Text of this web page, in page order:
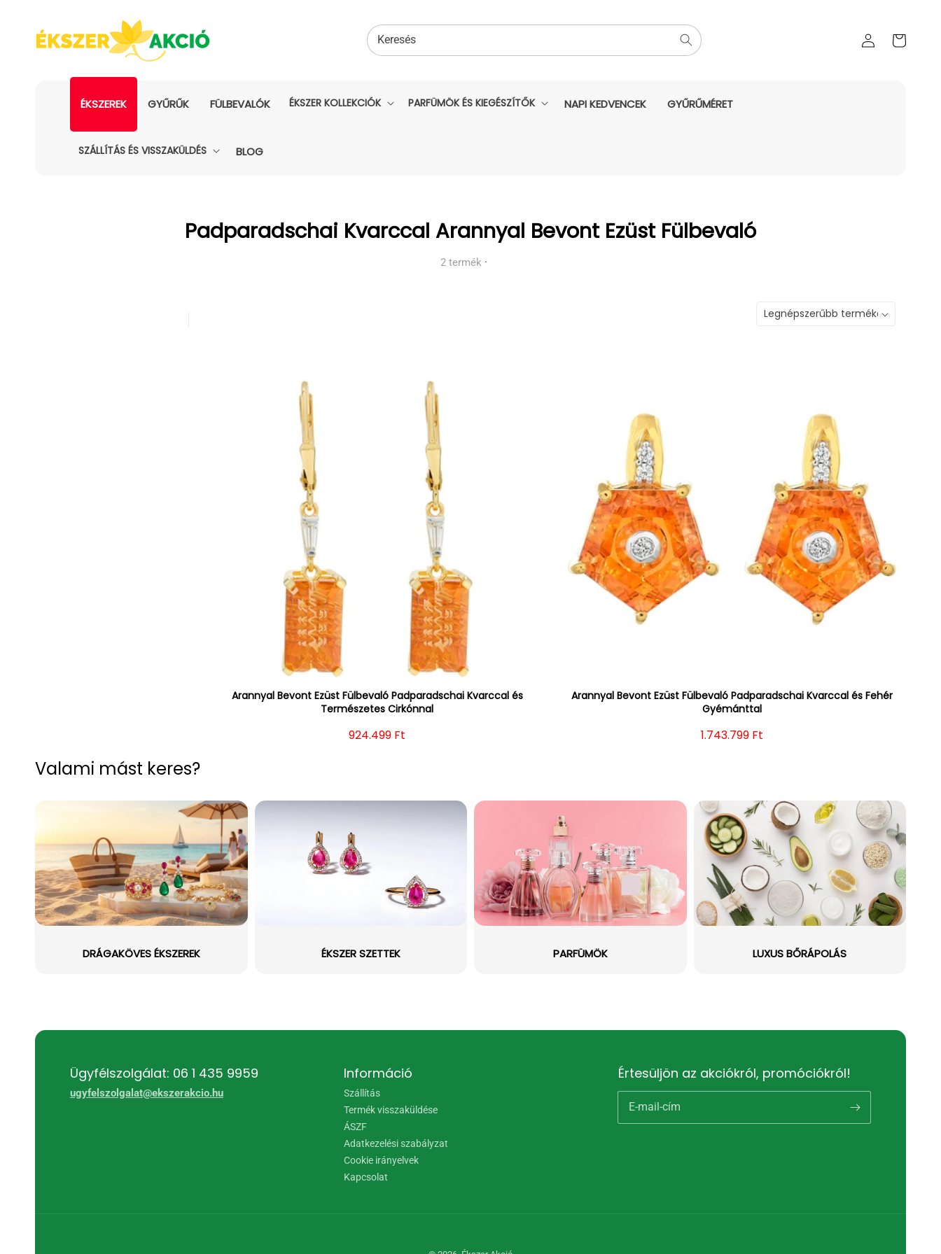
Bejelentkezés
kosara
Keresés
ÉKSZEREK GYŰRŰK FÜLBEVALÓK ÉKSZER KOLLEKCIÓK PARFÜMÖK ÉS KIEGÉSZÍTŐK NAPI KEDVENCEK GYŰRŰMÉRET
SZÁLLÍTÁS ÉS VISSZAKÜLDÉS BLOG
Kollekció:
Padparadschai Kvarccal Arannyal Bevont Ezüst Fülbevaló
2 termék ·
Arannyal Bevont Ezüst Fülbevaló Padparadschai Kvarccal és
Természetes Cirkónnal
Normál ár
924.499 Ft
Arannyal Bevont Ezüst Fülbevaló Padparadschai Kvarccal és Fehér
Gyémánttal
Normál ár
1.743.799 Ft
Valami mást keres?
DRÁGAKÖVES ÉKSZEREK ÉKSZER SZETTEK PARFÜMÖK LUXUS BŐRÁPOLÁS
Ügyfélszolgálat: 06 1 435 9959
ugyfelszolgalat@ekszerakcio.hu
Információ
Szállítás
Termék visszaküldése
ÁSZF
Adatkezelési szabályzat
Cookie irányelvek
Kapcsolat
Értesüljön az akciókról, promóciókról!
E-mail-cím